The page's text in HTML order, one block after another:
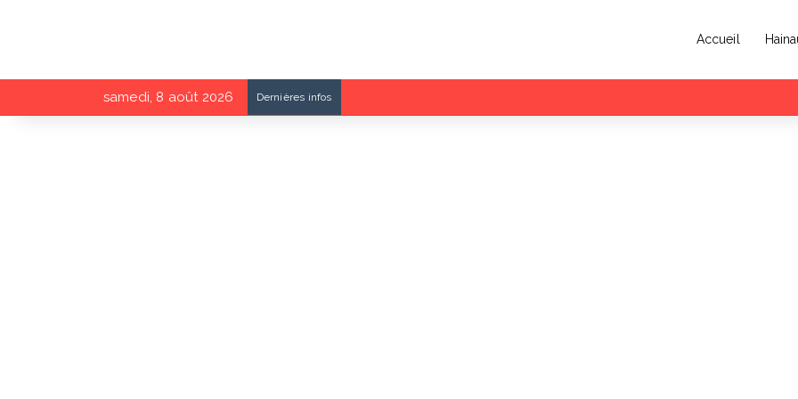
Accueil
samedi, 8 août 2026 Dernières infos